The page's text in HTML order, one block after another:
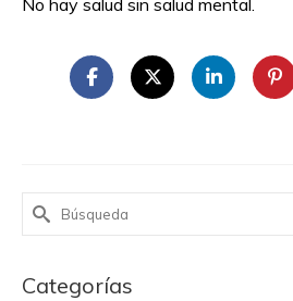
No hay salud sin salud mental.
Buscar
por:
Categorías